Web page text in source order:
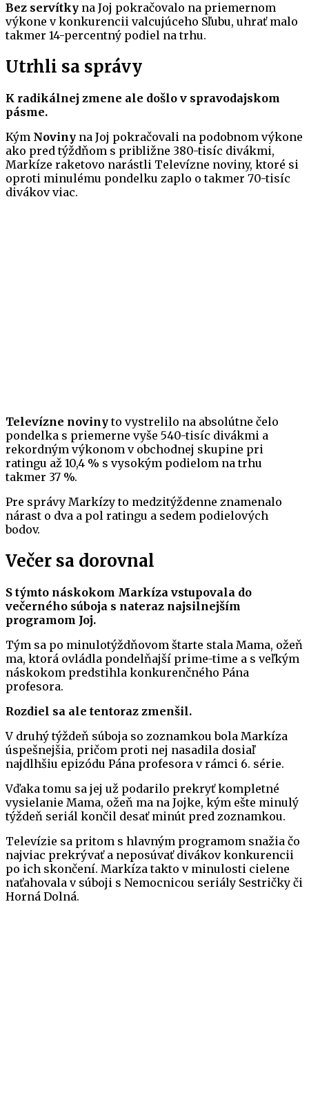
Bez servítky na Joj pokračovalo na priemernom
výkone v konkurencii valcujúceho Sľubu, uhrať malo
takmer 14-percentný podiel na trhu.
Utrhli sa správy
K radikálnej zmene ale došlo v spravodajskom
pásme.
Kým Noviny na Joj pokračovali na podobnom výkone
ako pred týždňom s približne 380-tisíc divákmi,
Markíze raketovo narástli Televízne noviny, ktoré si
oproti minulému pondelku zaplo o takmer 70-tisíc
divákov viac.
Televízne novinyto vystrelilo na absolútne čelo
pondelka s priemerne vyše 540-tisíc divákmi a
rekordným výkonom v obchodnej skupine pri
ratingu až 10,4 % s vysokým podielom na trhu
takmer 37 %.
Pre správy Markízy to medzitýždenne znamenalo
nárast o dva a pol ratingu a sedem podielových
bodov.
Večer sa dorovnal
S týmto náskokom Markíza vstupovala do
večerného súboja s nateraz najsilnejším
programom Joj.
Tým sa po minulotýždňovom štarte stala Mama, ožeň
ma, ktorá ovládla pondelňajší prime-time a s veľkým
náskokom predstihla konkurenčného Pána
profesora.
Rozdiel sa ale tentoraz zmenšil.
V druhý týždeň súboja so zoznamkou bola Markíza
úspešnejšia, pričom proti nej nasadila dosiaľ
najdlhšiu epizódu Pána profesora v rámci 6. série.
Vďaka tomu sa jej už podarilo prekryť kompletné
vysielanie Mama, ožeň ma na Jojke, kým ešte minulý
týždeň seriál končil desať minút pred zoznamkou.
Televízie sa pritom s hlavným programom snažia čo
najviac prekrývať a neposúvať divákov konkurencii
po ich skončení. Markíza takto v minulosti cielene
naťahovala v súboji s Nemocnicou seriály Sestričky či
Horná Dolná.